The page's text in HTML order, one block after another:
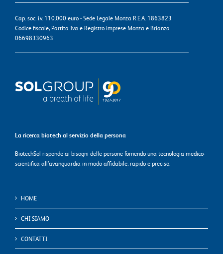
Cap. soc. i.v. 110.000 euro - Sede Legale Monza R.E.A. 1863823
Codice fiscale, Partita Iva e Registro imprese Monza e Brianza
06698330963
La ricerca biotech al servizio della persona
BiotechSol risponde ai bisogni delle persone fornendo una tecnologia medico-
scientifica all’avanguardia in modo affidabile, rapido e preciso.
HOME
CHI SIAMO
CONTATTI